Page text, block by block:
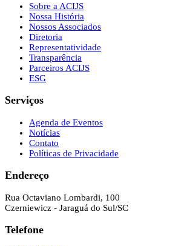
Sobre a ACIJS
Nossa História
Nossos Associados
Diretoria
Representatividade
Transparência
Parceiros ACIJS
ESG
Serviços
Agenda de Eventos
Notícias
Contato
Políticas de Privacidade
Endereço
Rua Octaviano Lombardi, 100
Czerniewicz - Jaraguá do Sul/SC
Telefone